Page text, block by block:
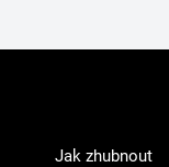
Jak zhubnout